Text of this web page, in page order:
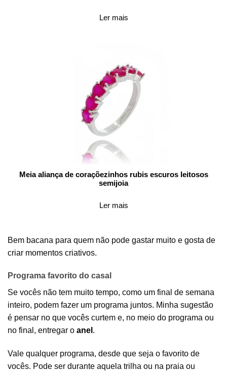
Ler mais
Meia aliança de coraçõezinhos rubis escuros leitosos
semijoia
Ler mais
Bem bacana para quem não pode gastar muito e gosta de
criar momentos criativos.
Programa favorito do casal
Se vocês não tem muito tempo, como um final de semana
inteiro, podem fazer um programa juntos. Minha sugestão
é pensar no que vocês curtem e, no meio do programa ou
no final, entregar o anel .
Vale qualquer programa, desde que seja o favorito de
vocês. Pode ser durante aquela trilha ou na praia ou